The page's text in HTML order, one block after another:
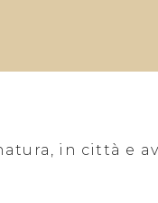
in città e